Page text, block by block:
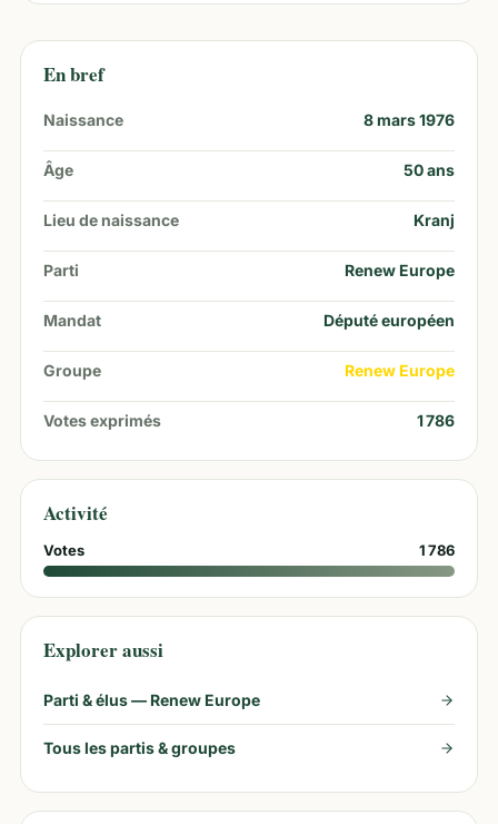
En bref
Naissance 8 mars 1976
Âge 50ans
Lieu de naissance Kranj
Parti Renew Europe
Mandat Député européen
Groupe Renew Europe
Votes exprimés 1 786
Activité
Votes 1 786
Explorer aussi
Parti & élus — Renew Europe
Tous les partis & groupes